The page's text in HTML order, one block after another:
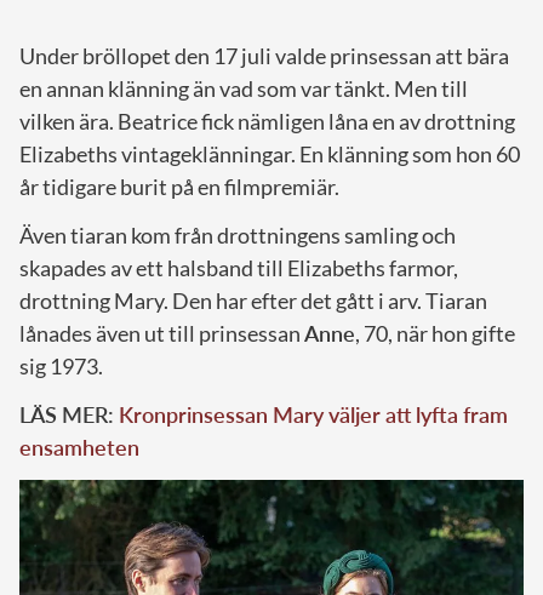
Under bröllopet den 17 juli valde prinsessan att bära
en annan klänning än vad som var tänkt. Men till
vilken ära. Beatrice fick nämligen låna en av drottning
Elizabeths vintageklänningar. En klänning som hon 60
år tidigare burit på en filmpremiär.
Även tiaran kom från drottningens samling och
skapades av ett halsband till Elizabeths farmor,
drottning Mary. Den har efter det gått i arv. Tiaran
lånades även ut till prinsessanAnne, 70, när hon gifte
sig 1973.
LÄS MER: Kronprinsessan Mary väljer att lyfta fram
ensamheten